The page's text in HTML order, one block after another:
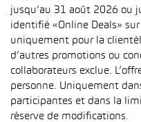
jusqu’au 31 août 2026 ou
identifié «Online Deals»
uniquement pour la
d’autres promotions ou
collaborateurs exclue.
personne. Uniquement
participantes et dans la
réserve de modifications.